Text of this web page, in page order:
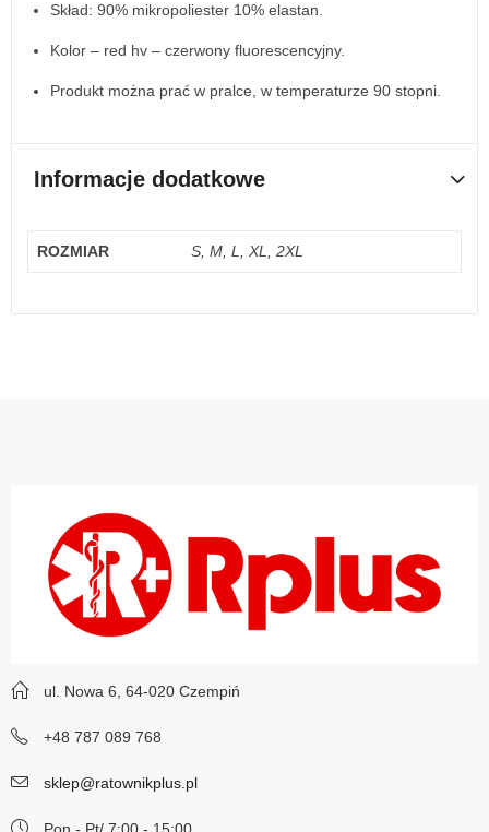
Skład: 90% mikropoliester 10% elastan.
Kolor – red hv – czerwony fluorescencyjny.
Produkt można prać w pralce, w temperaturze 90 stopni.
Informacje dodatkowe
ROZMIAR S, M, L, XL, 2XL
ul. Nowa 6, 64-020 Czempiń
+48 787 089 768
sklep@ratownikplus.pl